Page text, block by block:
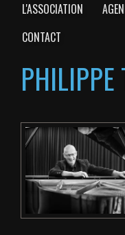
L'ASSOCIATION
CONTACT
PHILIPPE